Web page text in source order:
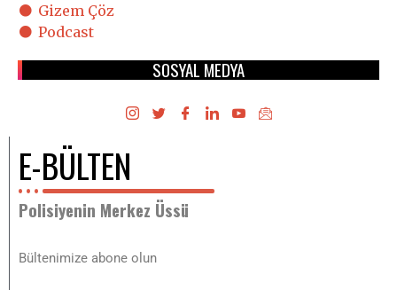
Gizem Çöz
Podcast
SOSYAL MEDYA
E-BÜLTEN
Polisiyenin Merkez Üssü
Bültenimize abone olun